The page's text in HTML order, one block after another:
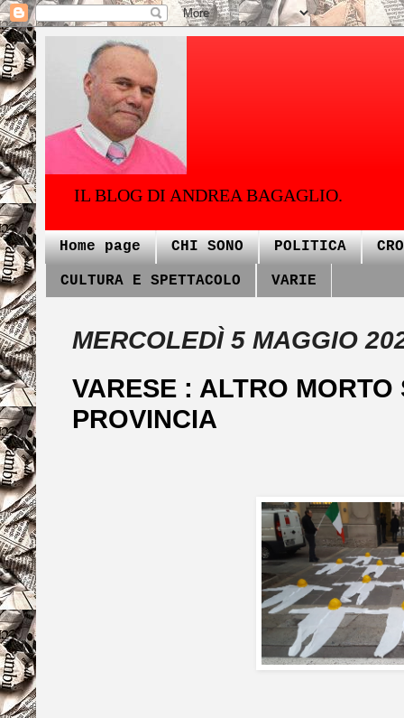
IL BLOG DI ANDREA BAGAGLIO.
Home page CHI SONO POLITICA
CULTURA E SPETTACOLO VARIE
MERCOLEDÌ 5 MAGGIO
VARESE : ALTRO
PROVINCIA